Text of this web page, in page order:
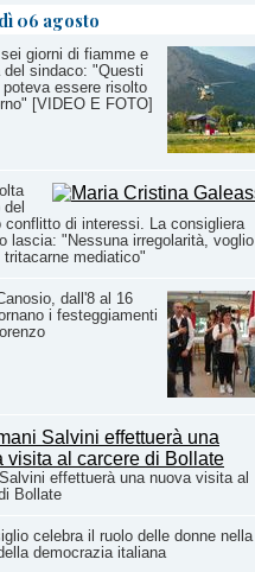
06 agosto
giorni di fiamme e
del sindaco: "Questi
poteva essere risolto
[VIDEO E FOTO]
conflitto di interessi. La consigliera
lascia: "Nessuna irregolarità, voglio
mediatico"
dall'8 al 16
i festeggiamenti
effettuerà una nuova visita al
Bollate
celebra il ruolo delle donne nella
democrazia italiana